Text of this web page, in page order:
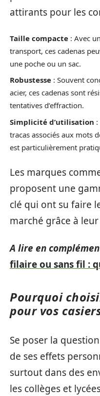
attirants pour les
Taille compacte : Avec
transport, ces cadenas
une poche ou un sac.
Robustesse : Souvent
acier, ces cadenas sont
tentatives d’effraction.
Simplicité d’utilisation
tracas associés aux mots
est particulièrement
Les marques
proposent une
clé qui ont su faire
marché grâce à
A lire en
filaire ou sans fil :
Pourquoi
pour vos
Se poser la
de ses effets
surtout dans des
les collèges et